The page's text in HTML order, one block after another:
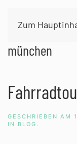
Zum
Schlagwort:
münchen
GESCHRIEBEN AM
IN BLOG .